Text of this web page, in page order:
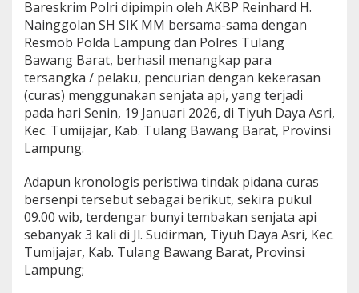
a
t
r
e
m
o
b
B
s
k
r
m
P
Bareskrim Polri dipimpin oleh AKBP Reinhard H.
Nainggolan SH SIK MM bersama-sama dengan
Resmob Polda Lampung dan Polres Tulang
Bawang Barat, berhasil menangkap para
tersangka / pelaku, pencurian dengan kekerasan
(curas) menggunakan senjata api, yang terjadi
pada hari Senin, 19 Januari 2026, di Tiyuh Daya Asri,
Kec. Tumijajar, Kab. Tulang Bawang Barat, Provinsi
Lampung.
Adapun kronologis peristiwa tindak pidana curas
bersenpi tersebut sebagai berikut, sekira pukul
09.00 wib, terdengar bunyi tembakan senjata api
sebanyak 3 kali di Jl. Sudirman, Tiyuh Daya Asri, Kec.
Tumijajar, Kab. Tulang Bawang Barat, Provinsi
Lampung;